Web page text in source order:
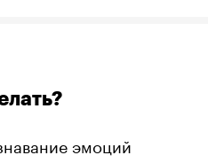
эмоций